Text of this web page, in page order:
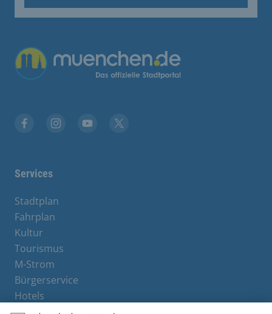
Übergreifende Links
Services
Stadtplan
Fahrplan
Kultur
Tourismus
M-Strom
Bürgerservice
Hotels